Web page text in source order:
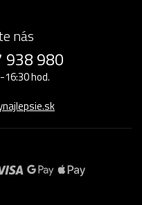
nás
938 980
16:30 hod.